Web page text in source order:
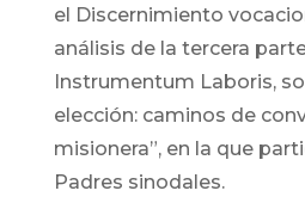
el Discernimiento
análisis de la tercera
Instrumentum Laboris,
elección: caminos de
misionera”, en la que
Padres sinodales.